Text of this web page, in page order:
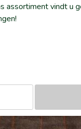
assortiment vindt u